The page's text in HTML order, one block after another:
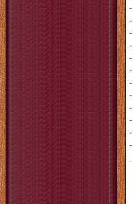
-
-
-
-
-
-
-
-
-
-
-
-